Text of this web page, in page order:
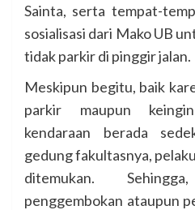
Sainta, serta tempat-
sosialisasi dari Mako UB
tidak parkir di pinggir jalan.
Meskipun begitu, baik
parkir maupun
kendaraan berada
gedung fakultasnya,
ditemukan.
penggembokan ataupun